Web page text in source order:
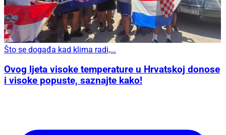
Što se događa kad klima radi,...
Ovog ljeta visoke temperature u Hrvatskoj donose
i visoke popuste, saznajte kako!